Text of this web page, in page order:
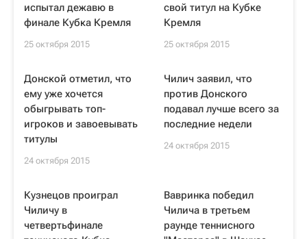
испытал дежавю в
финале Кубка Кремля
25 октября 2015
свой титул на Кубке
Кремля
25 октября 2015
Донской отметил, что
ему уже хочется
обыгрывать топ-
игроков и завоевывать
титулы
24 октября 2015
Чилич заявил, что
против Донского
подавал лучше всего за
последние недели
24 октября 2015
Кузнецов проиграл
Чиличу в
четвертьфинале
Вавринка победил
Чилича в третьем
раунде теннисного